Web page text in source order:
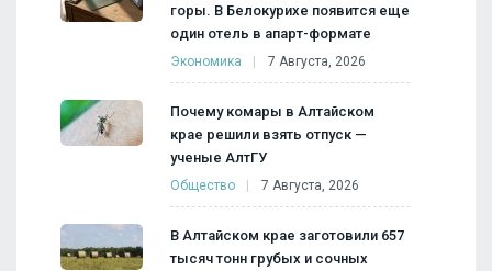
горы. В Белокурихе появится еще
один отель в апарт-формате
Экономика 7 Августа, 2026
Почему комары в Алтайском
крае решили взять отпуск —
ученые АлтГУ
Общество 7 Августа, 2026
В Алтайском крае заготовили 657
тысяч тонн грубых и сочных